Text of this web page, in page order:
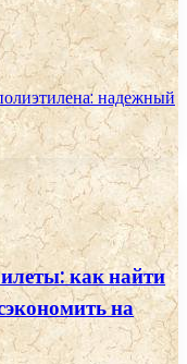
надежный
как найти
на